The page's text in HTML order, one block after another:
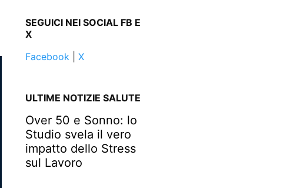
SEGUICI NEI SOCIAL FB E
X
Facebook| X
ULTIME NOTIZIE SALUTE
Over 50 e Sonno: lo
Studio svela il vero
impatto dello Stress
sul Lavoro